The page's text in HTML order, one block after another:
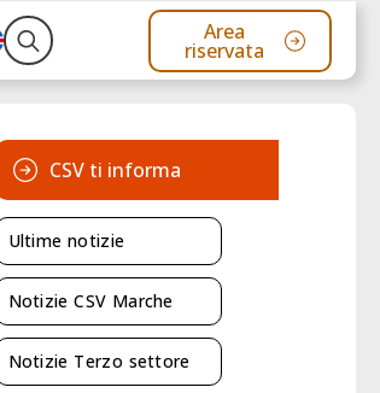
Search
Area
riservata
CSV ti informa
Ultime notizie
Notizie CSV Marche
Notizie Terzo settore